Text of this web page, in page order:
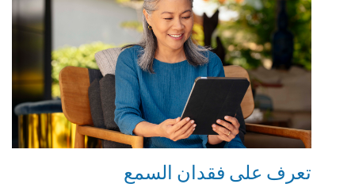
تعرف على فقدان السمع